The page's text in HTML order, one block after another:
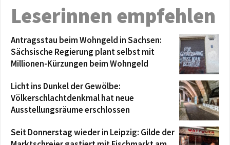
Leserinnen empfehlen
Antragsstau beim Wohngeld in Sachsen:
Sächsische Regierung plant selbst mit
Millionen-Kürzungen beim Wohngeld
Licht ins Dunkel der Gewölbe:
Völkerschlachtdenkmal hat neue
Ausstellungsräume erschlossen
Seit Donnerstag wieder in Leipzig: Gilde der